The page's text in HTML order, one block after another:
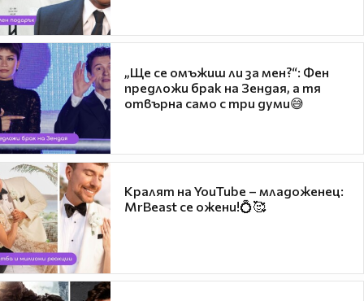
„Ще се омъжиш ли за мен?“: Фен
предложи брак на Зендая, а тя
отвърна само с три думи😅
Кралят на YouTube – младоженец:
MrBeast се ожени!💍🥰